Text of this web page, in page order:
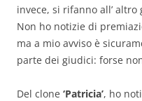
invece, si rifanno all’ altro
Non ho notizie di
ma a mio avviso è
parte dei giudici: forse
Del clone ‘Patricia’, ho